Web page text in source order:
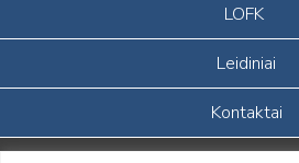
LOFK
Leidiniai
Kontaktai